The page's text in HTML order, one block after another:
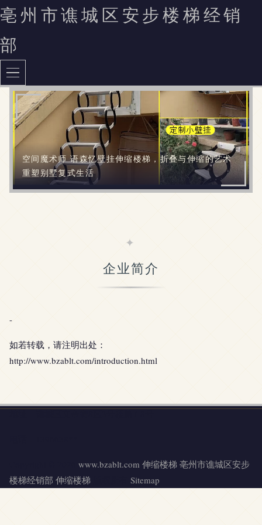
亳州市谯城区安步楼梯经销
部
空间魔术师 语森忆壁挂伸缩楼梯，折叠与伸缩的艺术
重塑别墅复式生活
企业简介
-
如若转载，请注明出处：
http://www.bzablt.com/introduction.html
www.bzablt.com 伸缩楼梯 亳州市谯城区安步
楼梯经销部 伸缩楼梯 Sitemap